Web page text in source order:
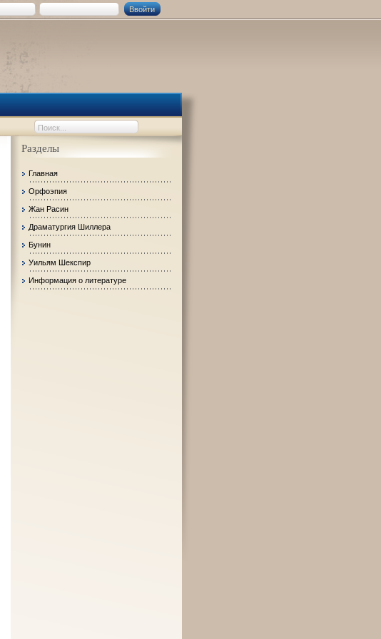
Разделы
Главная
Орфоэпия
Жан Расин
Драматургия Шиллера
Бунин
Уильям Шекспир
Информация о литературе